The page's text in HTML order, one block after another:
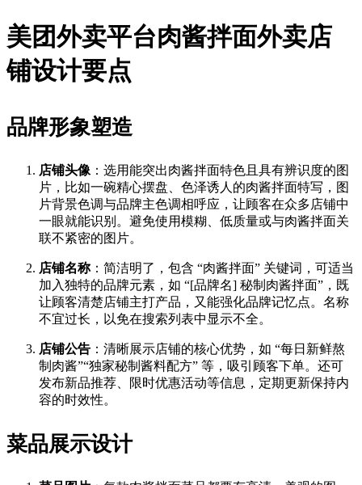
美团外卖平台肉酱拌面外卖店
铺设计要点
品牌形象塑造
店铺头像 ：选用能突出肉酱拌面特色且具有辨识度的图
片，比如一碗精心摆盘、色泽诱人的肉酱拌面特写，图
片背景色调与品牌主色调相呼应，让顾客在众多店铺中
一眼就能识别。避免使用模糊、低质量或与肉酱拌面关
联不紧密的图片。​
店铺名称：简洁明了，包含 “肉酱拌面” 关键词，可适当
加入独特的品牌元素，如 “[品牌名] 秘制肉酱拌面”，既
让顾客清楚店铺主打产品，又能强化品牌记忆点。名称
不宜过长，以免在搜索列表中显示不全。​
店铺公告 ：清晰展示店铺的核心优势，如 “每日新鲜熬
制肉酱”“独家秘制酱料配方” 等，吸引顾客下单。还可
发布新品推荐、限时优惠活动等信息，定期更新保持内
容的时效性。​
菜品展示设计